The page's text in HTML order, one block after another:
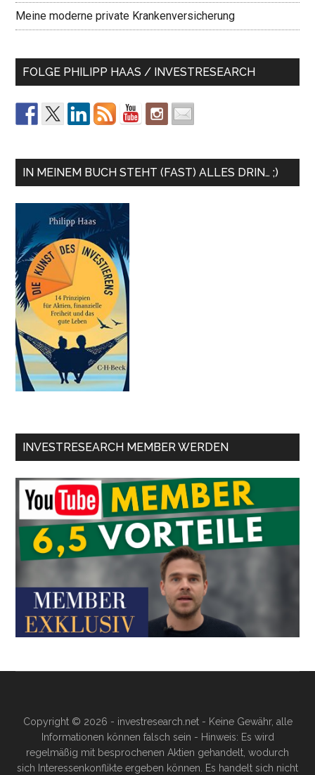
Meine moderne private Krankenversicherung
FOLGE PHILIPP HAAS / INVESTRESEARCH
IN MEINEM BUCH STEHT (FAST) ALLES DRIN… ;)
INVESTRESEARCH MEMBER WERDEN
Copyright © 2026 - investresearch.net - Keine Gewähr, alle
Informationen können falsch sein - Hinweis: Es wird
regelmäßig mit besprochenen Aktien gehandelt, wodurch
sich Interessenkonflikte ergeben können. Es handelt sich nicht